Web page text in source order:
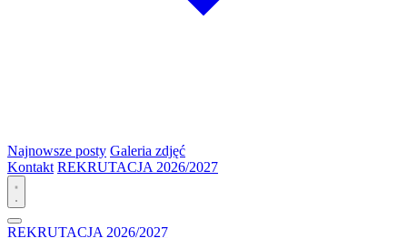
Najnowsze posty Galeria zdjęć
Kontakt REKRUTACJA 2026/2027
REKRUTACJA 2026/2027